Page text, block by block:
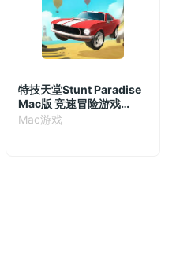
特技天堂Stunt Paradise
Mac版 竞速冒险游戏
v1.0.0
Mac游戏